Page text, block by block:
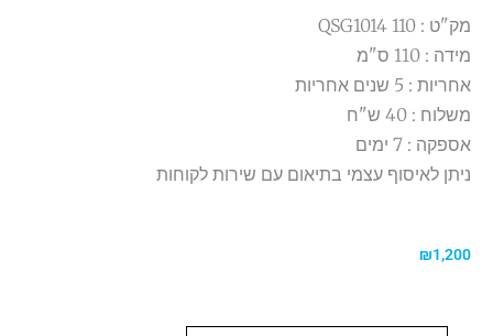
מק"ט : QSG1014 110
מידה : 110 ס"מ
אחריות : 5 שנים אחריות
משלוח : 40 ש"ח
אספקה : 7 ימים
ניתן לאיסוף עצמי בתיאום עם שירות לקוחות
₪1,200